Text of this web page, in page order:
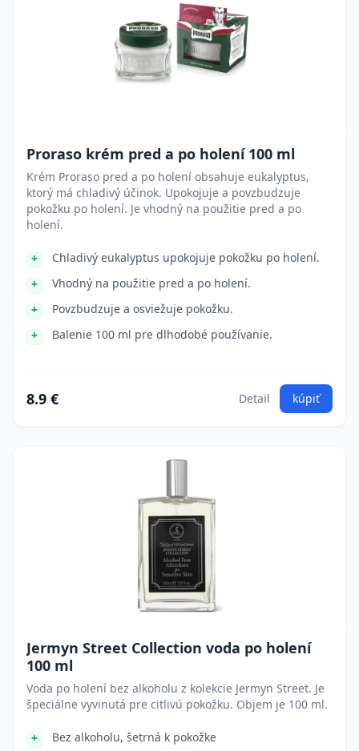
Proraso krém pred a po holení 100 ml
Krém Proraso pred a po holení obsahuje eukalyptus,
ktorý má chladivý účinok. Upokojuje a povzbudzuje
pokožku po holení. Je vhodný na použitie pred a po
holení.
Chladivý eukalyptus upokojuje pokožku po holení.
Vhodný na použitie pred a po holení.
Povzbudzuje a osviežuje pokožku.
Balenie 100 ml pre dlhodobé používanie.
8.9 € Detail kúpiť
Jermyn Street Collection voda po holení
100 ml
Voda po holení bez alkoholu z kolekcie Jermyn Street. Je
špeciálne vyvinutá pre citlivú pokožku. Objem je 100 ml.
Bez alkoholu, šetrná k pokožke